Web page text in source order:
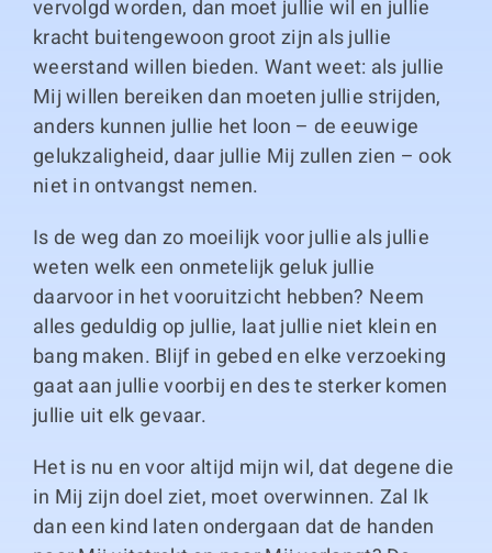
vervolgd worden, dan moet jullie wil en jullie
kracht buitengewoon groot zijn als jullie
weerstand willen bieden. Want weet: als jullie
Mij willen bereiken dan moeten jullie strijden,
anders kunnen jullie het loon – de eeuwige
gelukzaligheid, daar jullie Mij zullen zien – ook
niet in ontvangst nemen.
Is de weg dan zo moeilijk voor jullie als jullie
weten welk een onmetelijk geluk jullie
daarvoor in het vooruitzicht hebben? Neem
alles geduldig op jullie, laat jullie niet klein en
bang maken. Blijf in gebed en elke verzoeking
gaat aan jullie voorbij en des te sterker komen
jullie uit elk gevaar.
Het is nu en voor altijd mijn wil, dat degene die
in Mij zijn doel ziet, moet overwinnen. Zal Ik
dan een kind laten ondergaan dat de handen